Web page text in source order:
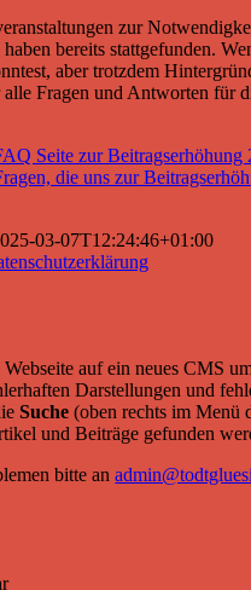
zur
bereits stattgefunden.
aber trotzdem
Fragen und Antworten für
Seite zur Beitragserhöhung
die uns zur
03-07T12:24:46+01:00
auf ein neues CMS
Darstellungen und
Suche (oben rechts im Menü
und Beiträge gefunden
bitte an